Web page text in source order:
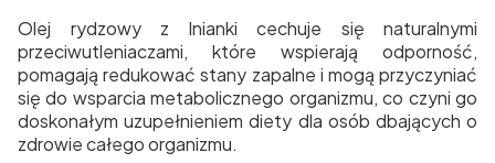
Olej rydzowy z lnianki cechuje się naturalnymi
przeciwutleniaczami, które wspierają odporność,
pomagają redukować stany zapalne i mogą przyczyniać
się do wsparcia metabolicznego organizmu, co czyni go
doskonałym uzupełnieniem diety dla osób dbających o
zdrowie całego organizmu.